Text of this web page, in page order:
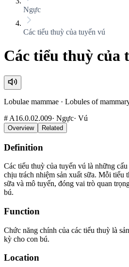
Ngực
Các tiểu thuỳ của tuyến vú
Các tiểu thuỳ của
Lobulae mammae · Lobules of
# A16.0.02.009· Ngực· Vú
Overview Related
Definition
Các tiểu thuỳ của tuyến vú là những
chịu trách nhiệm sản xuất sữa. Mỗi tiểu
sữa và mô tuyến, đóng vai trò quan
bú.
Function
Chức năng chính của các tiểu thuỳ là
kỳ cho con bú.
Location